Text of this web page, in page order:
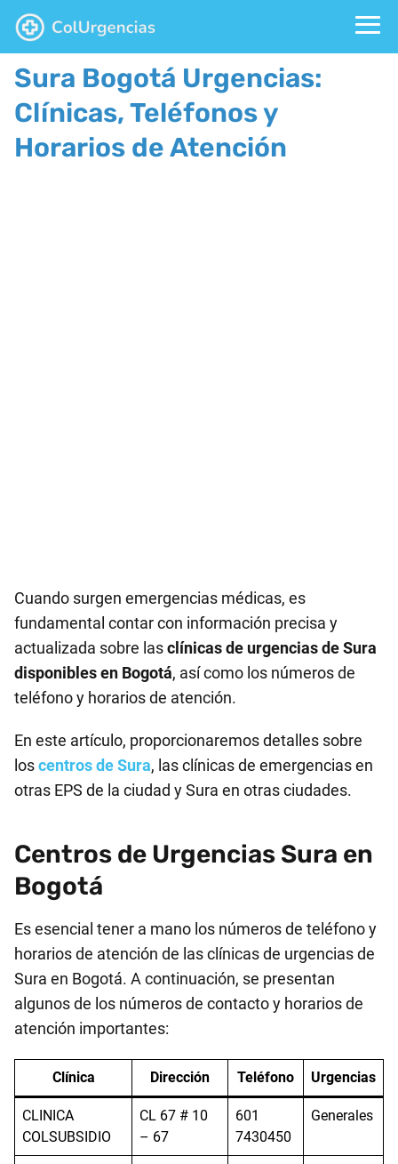
Sura Bogotá Urgencias:
Clínicas, Teléfonos y
Horarios de Atención
Cuando surgen emergencias médicas, es
fundamental contar con información precisa y
actualizada sobre lasclínicas de urgencias de Sura
disponibles en Bogotá, así como los números de
teléfono y horarios de atención.
En este artículo, proporcionaremos detalles sobre
loscentros de Sura, las clínicas de emergencias en
otras EPS de la ciudad y Sura en otras ciudades.
Centros de Urgencias Sura en
Bogotá
Es esencial tener a mano los números de teléfono y
horarios de atención de las clínicas de urgencias de
Sura en Bogotá. A continuación, se presentan
algunos de los números de contacto y horarios de
atención importantes:
Clínica Dirección Teléfono Urgencias
CLINICA
COLSUBSIDIO
CL 67 # 10
– 67
601
7430450
Generales